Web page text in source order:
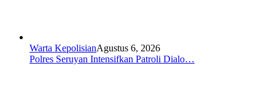
Warta KepolisianAgustus 6, 2026
Polres Seruyan Intensifkan Patroli Dialo…